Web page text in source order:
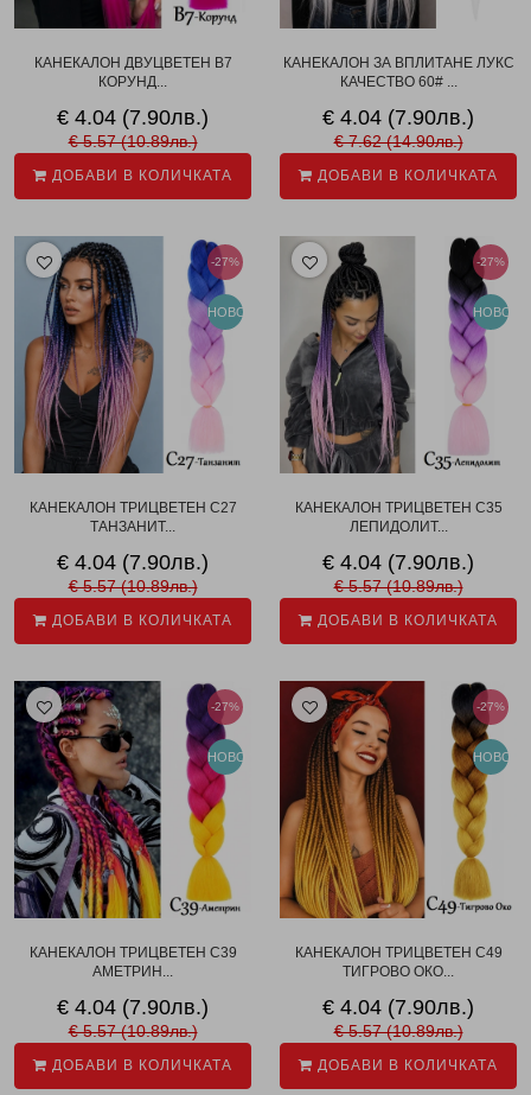
КАНЕКАЛОН ДВУЦВЕТЕН B7
КОРУНД...
€ 4.04 (7.90лв.)
€ 5.57 (10.89лв.)
ДОБАВИ В КОЛИЧКАТА
КАНЕКАЛОН ЗА ВПЛИТАНЕ ЛУКС
КАЧЕСТВО 60# ...
€ 4.04 (7.90лв.)
€ 7.62 (14.90лв.)
ДОБАВИ В КОЛИЧКАТА
-27%
НОВО
КАНЕКАЛОН ТРИЦВЕТЕН C27
ТАНЗАНИТ...
€ 4.04 (7.90лв.)
€ 5.57 (10.89лв.)
ДОБАВИ В КОЛИЧКАТА
-27%
НОВО
КАНЕКАЛОН ТРИЦВЕТЕН C35
ЛЕПИДОЛИТ...
€ 4.04 (7.90лв.)
€ 5.57 (10.89лв.)
ДОБАВИ В КОЛИЧКАТА
-27%
НОВО
КАНЕКАЛОН ТРИЦВЕТЕН C39
АМЕТРИН...
€ 4.04 (7.90лв.)
€ 5.57 (10.89лв.)
ДОБАВИ В КОЛИЧКАТА
-27%
НОВО
КАНЕКАЛОН ТРИЦВЕТЕН C49
ТИГРОВО ОКО...
€ 4.04 (7.90лв.)
€ 5.57 (10.89лв.)
ДОБАВИ В КОЛИЧКАТА